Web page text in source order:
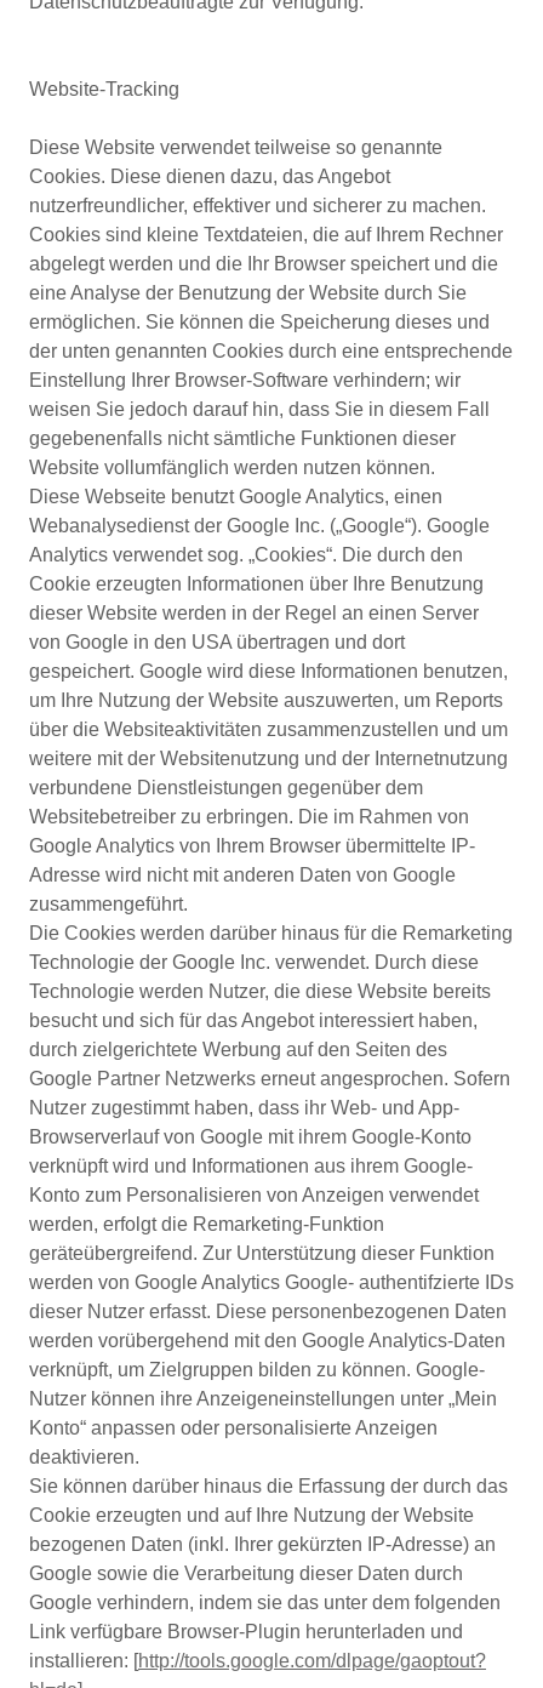
Website-Tracking
Diese Website verwendet teilweise so genannte
Cookies. Diese dienen dazu, das Angebot
nutzerfreundlicher, effektiver und sicherer zu machen.
Cookies sind kleine Textdateien, die auf Ihrem Rechner
abgelegt werden und die Ihr Browser speichert und die
eine Analyse der Benutzung der Website durch Sie
ermöglichen. Sie können die Speicherung dieses und
der unten genannten Cookies durch eine entsprechende
Einstellung Ihrer Browser-Software verhindern; wir
weisen Sie jedoch darauf hin, dass Sie in diesem Fall
gegebenenfalls nicht sämtliche Funktionen dieser
Website vollumfänglich werden nutzen können.
Diese Webseite benutzt Google Analytics, einen
Webanalysedienst der Google Inc. („Google“). Google
Analytics verwendet sog. „Cookies“. Die durch den
Cookie erzeugten Informationen über Ihre Benutzung
dieser Website werden in der Regel an einen Server
von Google in den USA übertragen und dort
gespeichert. Google wird diese Informationen benutzen,
um Ihre Nutzung der Website auszuwerten, um Reports
über die Websiteaktivitäten zusammenzustellen und um
weitere mit der Websitenutzung und der Internetnutzung
verbundene Dienstleistungen gegenüber dem
Websitebetreiber zu erbringen. Die im Rahmen von
Google Analytics von Ihrem Browser übermittelte IP-
Adresse wird nicht mit anderen Daten von Google
zusammengeführt.
Die Cookies werden darüber hinaus für die Remarketing
Technologie der Google Inc. verwendet. Durch diese
Technologie werden Nutzer, die diese Website bereits
besucht und sich für das Angebot interessiert haben,
durch zielgerichtete Werbung auf den Seiten des
Google Partner Netzwerks erneut angesprochen. Sofern
Nutzer zugestimmt haben, dass ihr Web- und App-
Browserverlauf von Google mit ihrem Google-Konto
verknüpft wird und Informationen aus ihrem Google-
Konto zum Personalisieren von Anzeigen verwendet
werden, erfolgt die Remarketing-Funktion
geräteübergreifend. Zur Unterstützung dieser Funktion
werden von Google Analytics Google- authentifzierte IDs
dieser Nutzer erfasst. Diese personenbezogenen Daten
werden vorübergehend mit den Google Analytics-Daten
verknüpft, um Zielgruppen bilden zu können. Google-
Nutzer können ihre Anzeigeneinstellungen unter „Mein
Konto“ anpassen oder personalisierte Anzeigen
deaktivieren.
Sie können darüber hinaus die Erfassung der durch das
Cookie erzeugten und auf Ihre Nutzung der Website
bezogenen Daten (inkl. Ihrer gekürzten IP-Adresse) an
Google sowie die Verarbeitung dieser Daten durch
Google verhindern, indem sie das unter dem folgenden
Link verfügbare Browser-Plugin herunterladen und
installieren: [http://tools.google.com/dlpage/gaoptout?